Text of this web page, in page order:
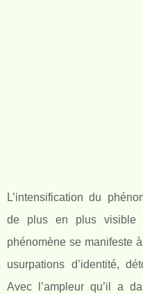
L’intensification du
de plus en plus visible
phénomène se manifeste
usurpations d’identité,
Avec l’ampleur qu’il a